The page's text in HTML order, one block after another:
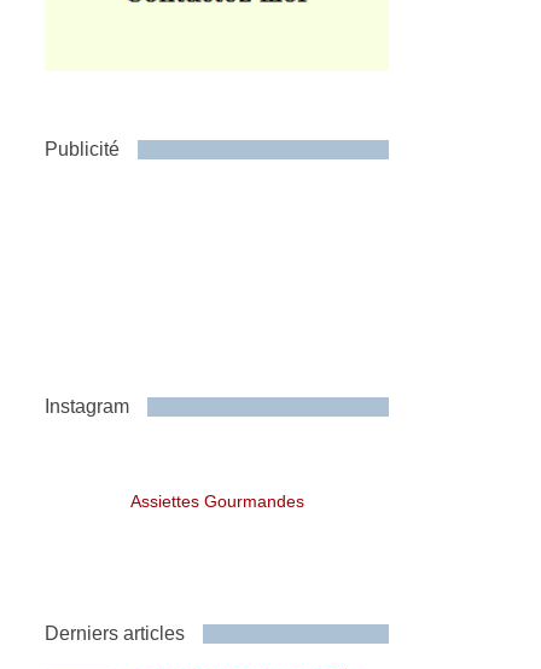
Publicité
Instagram
Assiettes Gourmandes
Derniers articles